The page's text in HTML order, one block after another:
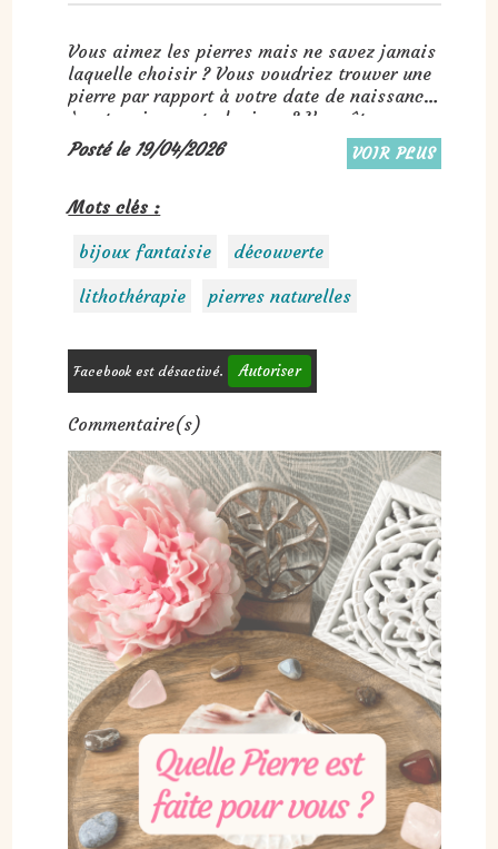
Vous aimez les pierres mais ne savez jamais
laquelle choisir ? Vous voudriez trouver une
pierre par rapport à votre date de naissance,
à votre signe astrologique ? Vous êtes au
bon endroit !! Découvrez facilement quelle
pierre vous correspond.
Posté le 19/04/2026 VOIR PLUS
Mots clés :
bijoux fantaisie
découverte
lithothérapie
pierres naturelles
Facebook est désactivé. Autoriser
Commentaire(s)